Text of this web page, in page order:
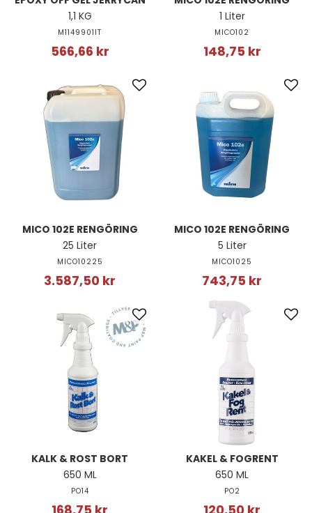
1,1 KG
M1149901IT
566,66 kr
1 Liter
MICO102
148,75 kr
MICO 102E RENGÖRING
25 Liter
MICO10225
3.587,50 kr
MICO 102E RENGÖRING
5 Liter
MICO1025
743,75 kr
KALK & ROST BORT
650 ML
PO14
KAKEL & FOGRENT
650 ML
PO2